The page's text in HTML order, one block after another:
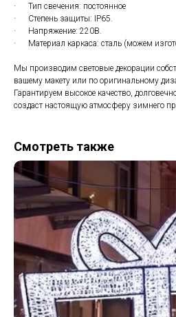
· Тип свечения: постоянное
· Степень защиты: IP65.
· Напряжение: 220В.
· Материал каркаса: сталь (можем
Мы производим световые декорации
вашему макету или по оригинальному
Гарантируем высокое качество,
создаст настоящую атмосферу зимнего
Смотреть также